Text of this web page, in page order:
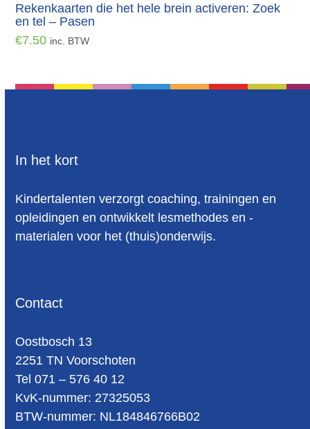
Rekenkaarten die het hele brein activeren: Zoek
en tel – Pasen
€7.50 inc. BTW
In het kort
Kindertalenten verzorgt coaching, trainingen en
opleidingen en ontwikkelt lesmethodes en -
materialen voor het (thuis)onderwijs.
Contact
Oost­bosch 13
2251 TN Voorschoten
Tel 071 – 576 40 12
KvK-nummer: 27325053
BTW-num­mer: NL184846766B02